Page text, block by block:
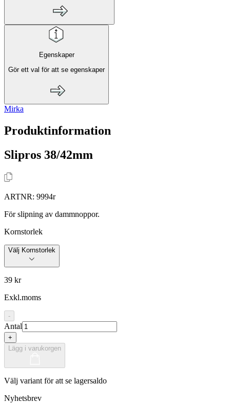
Egenskaper
Gör ett val för att se egenskaper
Mirka
Produktinformation
Slipros 38/42mm
ARTNR: 9994r
För slipning av dammnoppor.
Kornstorlek
Välj Kornstorlek
39 kr
Exkl.moms
-
Antal
+
Lägg i varukorgen
Välj variant för att se lagersaldo
Nyhetsbrev